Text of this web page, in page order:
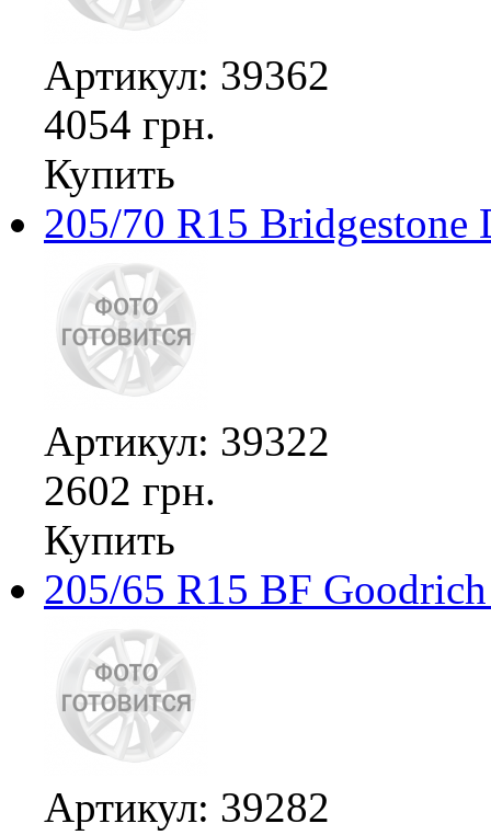
Артикул: 39362
4054 грн.
Купить
205/70 R15 Bridgestone
Артикул: 39322
2602 грн.
Купить
205/65 R15 BF
Артикул: 39282